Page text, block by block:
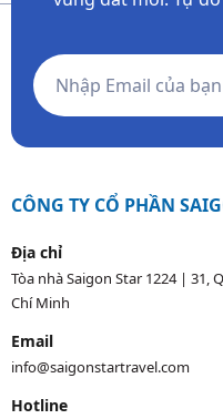
CÔNG TY CỔ PHẦN
Địa chỉ
Tòa nhà Saigon Star 1224 | 31,
Chí Minh
Email
info@saigonstartravel.com
Hotline